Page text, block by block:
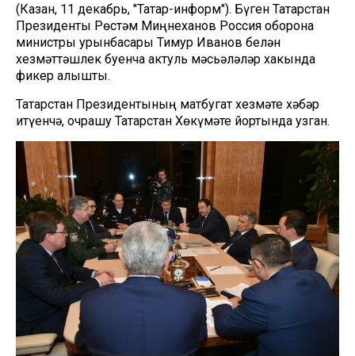
(Казан, 11 декабрь, "Татар-информ"). Бүген Татарстан
Президенты Рөстәм Миңнеханов Россия оборона
министры урынбасары Тимур Иванов белән
хезмәттәшлек буенча актуль мәсьәләләр хакында
фикер алышты.
Татарстан Президентының матбугат хезмәте хәбәр
итүенчә, очрашу Татарстан Хөкүмәте йортында узган.